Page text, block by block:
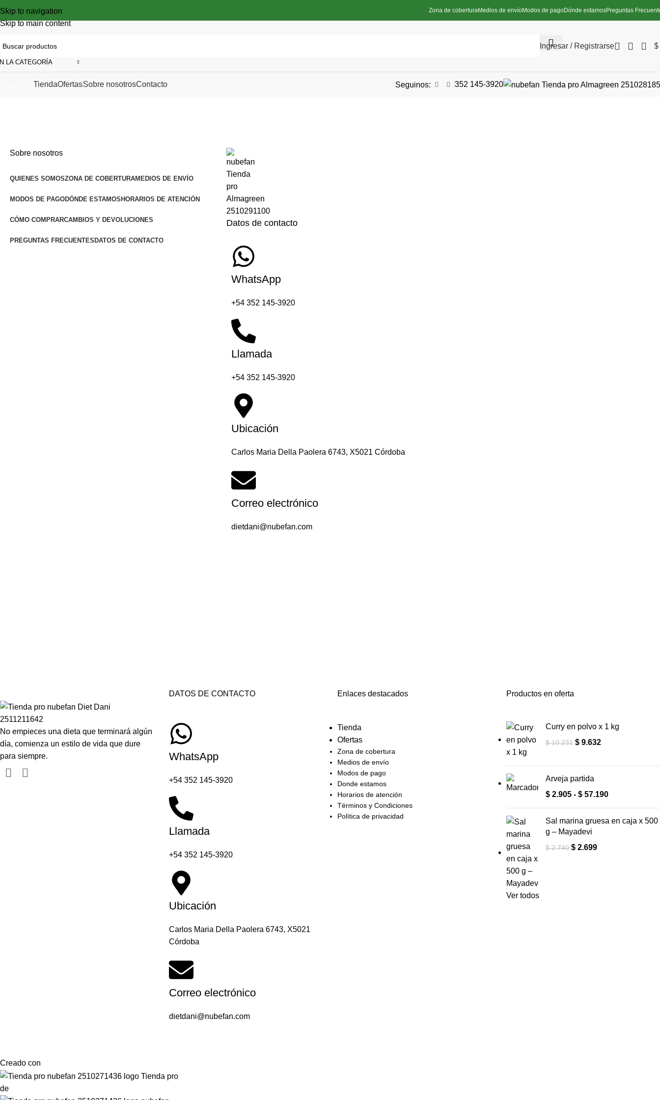
Skip to navigation
Skip to main content
Zona de coberturaMedios de envíoModos de pagoDónde estamosPreguntas
LA CATEGORÍA
Ingresar / Registrarse $
TiendaOfertasSobre nosotrosContacto Seguinos: 352 145-3920
Sobre nosotros
QUIENES SOMOSZONA DE COBERTURAMEDIOS DE ENVÍO
MODOS DE PAGODÓNDE ESTAMOS HORARIOS DE ATENCIÓN
CÓMO COMPRARCAMBIOS Y DEVOLUCIONES
PREGUNTAS FRECUENTES DATOS DE CONTACTO
Datos de contacto
WhatsApp
+54 352 145-3920
Llamada
+54 352 145-3920
Ubicación
Carlos Maria Della Paolera 6743, X5021 Córdoba
Correo electrónico
dietdani@nubefan.com
No empieces una dieta que terminará algún
día, comienza un estilo de vida que dure
para siempre.
DATOS DE CONTACTO
WhatsApp
+54 352 145-3920
Llamada
+54 352 145-3920
Ubicación
Carlos Maria Della Paolera 6743, X5021
Córdoba
Correo electrónico
dietdani@nubefan.com
Enlaces destacados
Tienda
Ofertas
Zona de cobertura
Medios de envío
Modos de pago
Donde estamos
Horarios de atención
Términos y Condiciones
Política de privacidad
Productos en oferta
Curry en polvo x 1 kg
$10.231 $9.632
Arveja partida
$2.905 - $57.190
Sal marina gruesa en caja x 500
g – Mayadevi
$2.740 $2.699
Ver todos
Creado con
de